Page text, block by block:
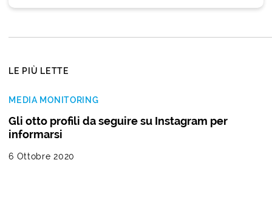
LE PIÙ LETTE
MEDIA MONITORING
Gli otto profili da seguire su Instagram per
informarsi
6 Ottobre 2020